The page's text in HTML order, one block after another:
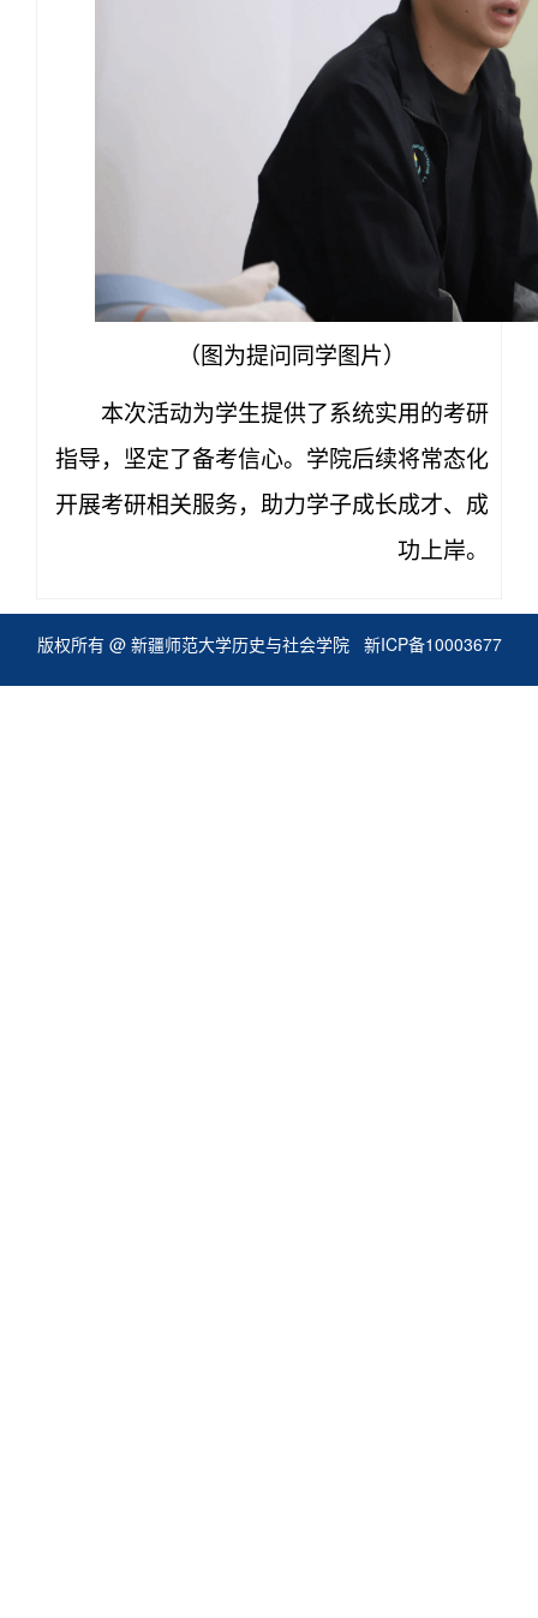
（图为提问同学图片）
本次活动为学生提供了系统实用的考研
指导，坚定了备考信心。学院后续将常态化
开展考研相关服务，助力学子成长成才、成
功上岸。
版权所有 @ 新疆师范大学历史与社会学院 新ICP备10003677